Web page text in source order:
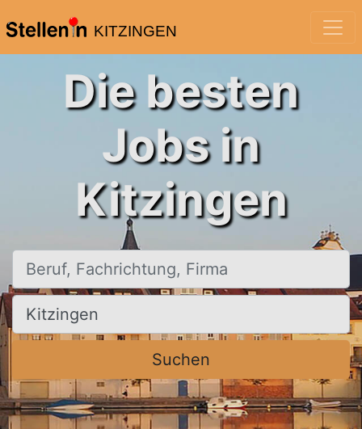
KITZINGEN
Die besten
Jobs in
Kitzingen
Beruf, Fachrichtung, Firma
Ort, Stadt
Suchen